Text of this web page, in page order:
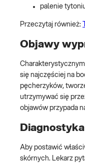
palenie
Przeczytaj również:
Objawy
się najczęściej na
pęcherzyków,
utrzymywać się
objawów przypada
Aby postawić
skórnych. Lekarz